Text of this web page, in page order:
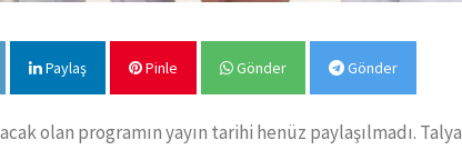
Paylaş Pinle Gönder Gönder
olan programın yayın tarihi henüz paylaşılmadı. Talya